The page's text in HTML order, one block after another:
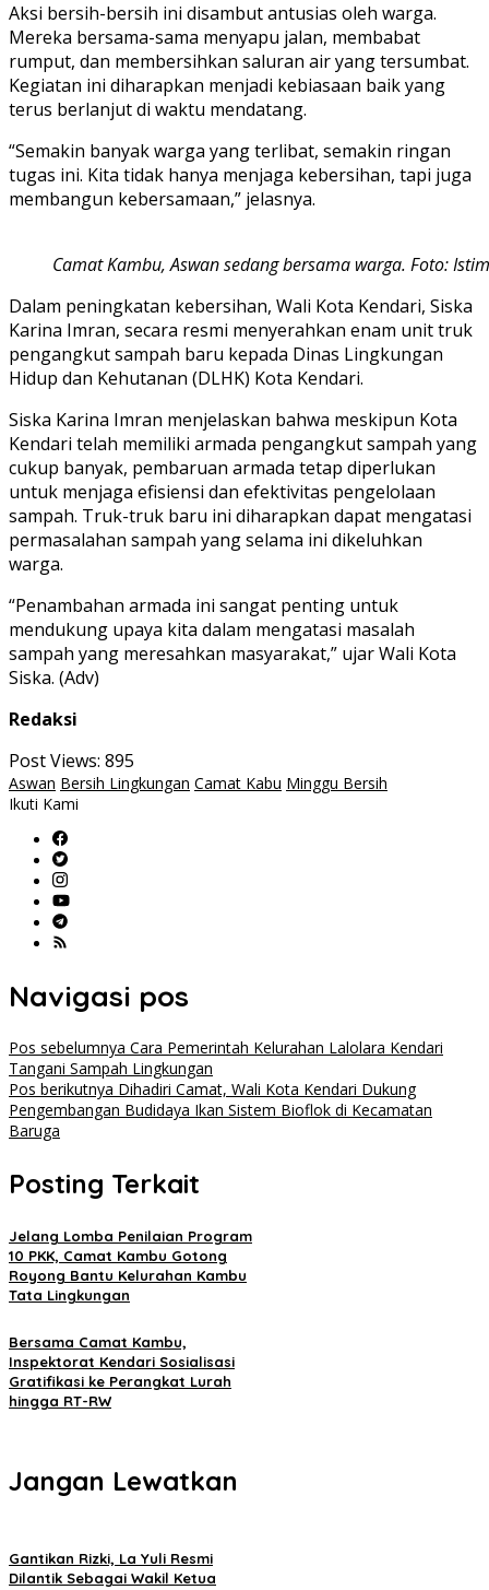
Aksi bersih-bersih ini disambut antusias oleh warga.
Mereka bersama-sama menyapu jalan, membabat
rumput, dan membersihkan saluran air yang tersumbat.
Kegiatan ini diharapkan menjadi kebiasaan baik yang
terus berlanjut di waktu mendatang.
“Semakin banyak warga yang terlibat, semakin ringan
tugas ini. Kita tidak hanya menjaga kebersihan, tapi juga
membangun kebersamaan,” jelasnya.
Camat Kambu, Aswan sedang bersama warga. Foto:
Dalam peningkatan kebersihan, Wali Kota Kendari, Siska
Karina Imran, secara resmi menyerahkan enam unit truk
pengangkut sampah baru kepada Dinas Lingkungan
Hidup dan Kehutanan (DLHK) Kota Kendari.
Siska Karina Imran menjelaskan bahwa meskipun Kota
Kendari telah memiliki armada pengangkut sampah yang
cukup banyak, pembaruan armada tetap diperlukan
untuk menjaga efisiensi dan efektivitas pengelolaan
sampah. Truk-truk baru ini diharapkan dapat mengatasi
permasalahan sampah yang selama ini dikeluhkan
warga.
“Penambahan armada ini sangat penting untuk
mendukung upaya kita dalam mengatasi masalah
sampah yang meresahkan masyarakat,” ujar Wali Kota
Siska. (Adv)
Redaksi
Post Views: 895
Aswan Bersih Lingkungan Camat Kabu Minggu Bersih
Ikuti Kami
Navigasi pos
Pos sebelumnya Cara Pemerintah Kelurahan Lalolara Kendari
Tangani Sampah Lingkungan
Pos berikutnya Dihadiri Camat, Wali Kota Kendari Dukung
Pengembangan Budidaya Ikan Sistem Bioflok di Kecamatan
Baruga
Posting Terkait
Jelang Lomba Penilaian Program
10 PKK, Camat Kambu Gotong
Royong Bantu Kelurahan Kambu
Tata Lingkungan
Bersama Camat Kambu,
Inspektorat Kendari Sosialisasi
Gratifikasi ke Perangkat Lurah
hingga RT-RW
Jangan Lewatkan
Gantikan Rizki, La Yuli Resmi
Dilantik Sebagai Wakil Ketua